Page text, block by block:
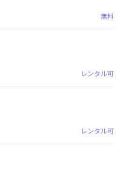
無料
レンタル可
レンタル可